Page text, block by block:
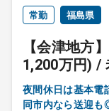
常勤 福島県
【会津地方
1,200万円) /
夜間休日は基本
同市内なら送迎